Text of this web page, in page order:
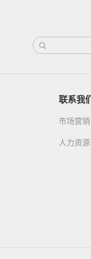
联系我们
市场营销
人力资源